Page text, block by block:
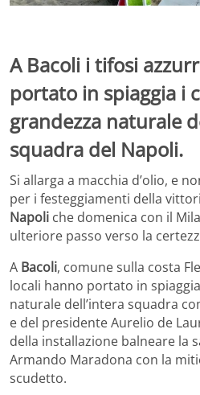
A Bacoli i tifosi
portato in spiaggia i
grandezza naturale
squadra del Napoli.
Si allarga a macchia d’olio, e
per i festeggiamenti della
Napoli che domenica con il
ulteriore passo verso la
A Bacoli, comune sulla costa
locali hanno portato in
naturale dell’intera squadra
e del presidente Aurelio de
della installazione balneare la
Armando Maradona con la
scudetto.